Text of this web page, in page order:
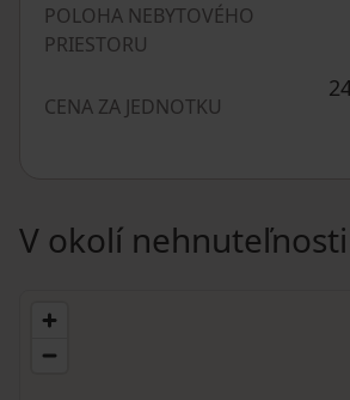
POLOHA NEBYTOVÉHO
PRIESTORU
CENA ZA JEDNOTKU
V okolí